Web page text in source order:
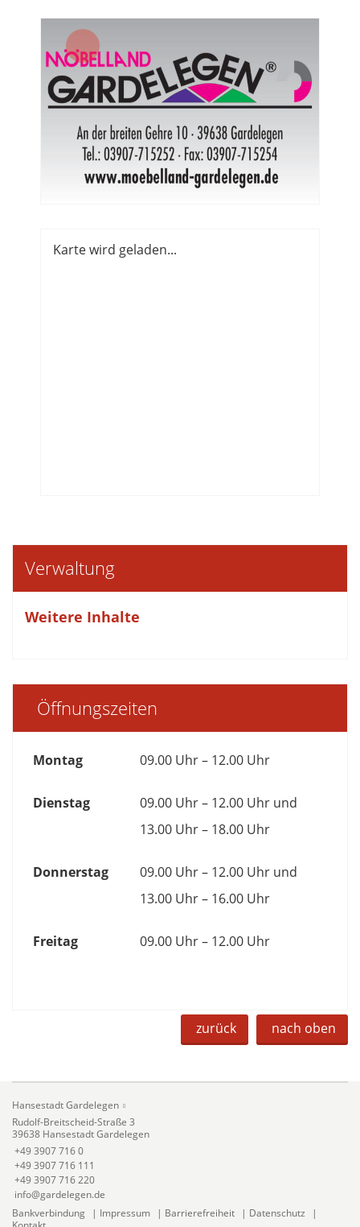
Karte wird geladen...
Verwaltung
Weitere Inhalte
Öffnungszeiten
Montag 09.00 Uhr – 12.00 Uhr
Dienstag
09.00 Uhr – 12.00 Uhr und
13.00 Uhr – 18.00 Uhr
Donnerstag
09.00 Uhr – 12.00 Uhr und
13.00 Uhr – 16.00 Uhr
Freitag 09.00 Uhr – 12.00 Uhr
zurück nach oben
Hansestadt Gardelegen
Rudolf-Breitscheid-Straße 3
39638 Hansestadt Gardelegen
+49 3907 716 0
+49 3907 716 111
+49 3907 716 220
info@gardelegen.de
Bankverbindung
| Impressum | Barrierefreiheit | Datenschutz
|